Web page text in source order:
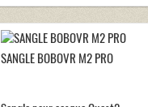
SANGLE BOBOVR M2 PRO